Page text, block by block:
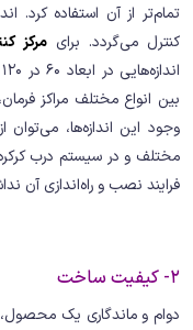
تمام‌تر از آن استفاده کرد.
کنترل می‌گردد. برای مرکز
بین انواع مختلف مراکز
وجود این اندازه‌ها، می‌توان از
مختلف و در سیستم درب
فرایند نصب و راه‌اندازی آن
2- کیفیت ساخت
دوام و ماندگاری یک